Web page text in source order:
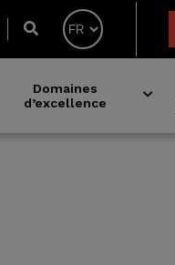
Domaines
d’excellence